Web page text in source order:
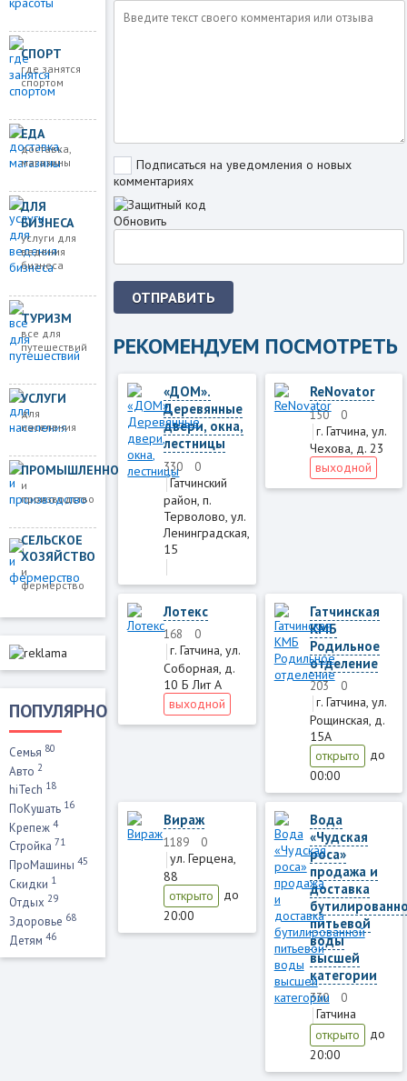
СПОРТ
где занятся
спортом
ЕДА
доставка,
магазины
ДЛЯ
БИЗНЕСА
услуги для
ведения
бизнеса
ТУРИЗМ
все для
путешествий
УСЛУГИ
для
населения
ПРОМЫШЛЕННОСТЬ
и
производство
СЕЛЬСКОЕ
ХОЗЯЙСТВО
и
фермерство
ПОПУЛЯРНО
Семья 80
Авто 2
hiTech 18
ПоКушать 16
Крепеж 4
Стройка 71
ПроМашины 45
Скидки 1
Отдых 29
Здоровье 68
Детям 46
Подписаться на уведомления о новых
комментариях
Обновить
ОТПРАВИТЬ
РЕКОМЕНДУЕМ ПОСМОТРЕТЬ
«ДОМ».
Деревянные
двери, окна,
лестницы
330 0
Гатчинский
район, п.
Терволово, ул.
Ленинградская,
15
ReNovator
150 0
г. Гатчина, ул.
Чехова, д. 23
выходной
Лотекс
168 0
г. Гатчина, ул.
Соборная, д.
10 Б Лит А
выходной
Гатчинская
КМБ
Родильное
отделение
203 0
г. Гатчина, ул.
Рощинская, д.
15А
открыто
до
00:00
Вираж
1189 0
ул. Герцена,
88
открыто
до
20:00
Вода
«Чудская
роса»
продажа и
доставка
питьевой
воды
высшей
категории
330 0
Гатчина
открыто
до
20:00